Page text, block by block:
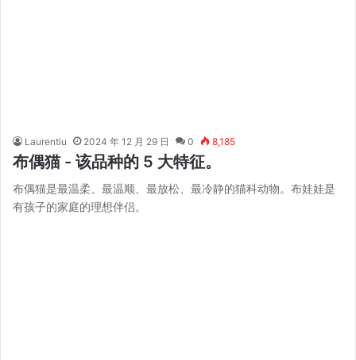
Laurentiu 2024 年 12 月 29 日 0 8,185
布偶猫 - 该品种的 5 大特征。
布偶猫是最温柔、最温顺、最放松、最冷静的猫科动物。布娃娃是
有孩子的家庭的理想伴侣。